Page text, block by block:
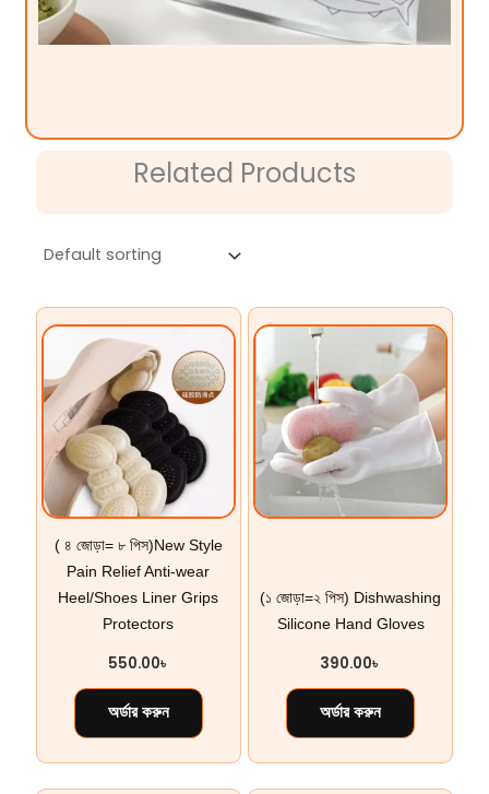
Related Products
( ৪ জোড়া= ৮ পিস)New Style
Pain Relief Anti-wear
Heel/Shoes Liner Grips
Protectors
550.00৳
অর্ডার করুন
(১ জোড়া=২ পিস) Dishwashing
Silicone Hand Gloves
390.00৳
অর্ডার করুন